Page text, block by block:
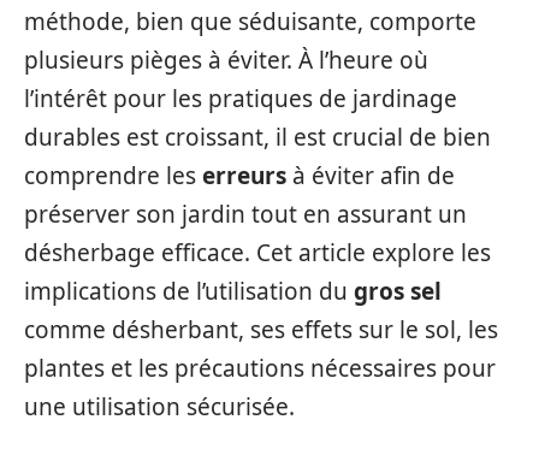
méthode, bien que séduisante, comporte
plusieurs pièges à éviter. À l’heure où
l’intérêt pour les pratiques de jardinage
durables est croissant, il est crucial de bien
comprendre leserreurs à éviter afin de
préserver son jardin tout en assurant un
désherbage efficace. Cet article explore les
implications de l’utilisation du gros sel
comme désherbant, ses effets sur le sol, les
plantes et les précautions nécessaires pour
une utilisation sécurisée.